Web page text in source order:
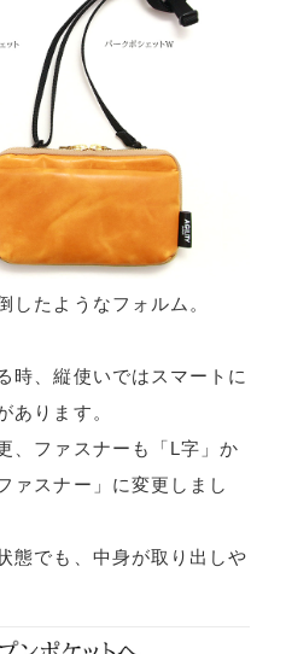
したようなフォルム。
時、縦使いではスマートに
あります。
、ファスナーも「L字」か
ァスナー」に変更しまし
態でも、中身が取り出しや